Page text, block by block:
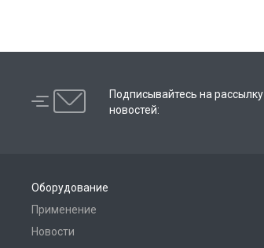
Подписывайтесь на рассылку
новостей:
Оборудование
Применение
Новости